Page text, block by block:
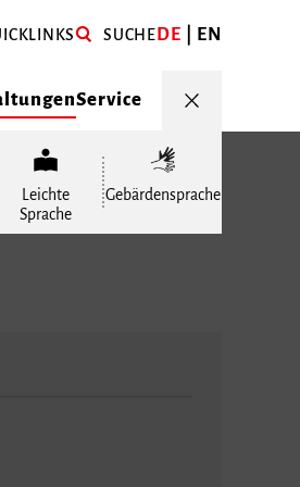
SUCHEDE EN
Service
Leichte
Sprache
Gebärdensprache